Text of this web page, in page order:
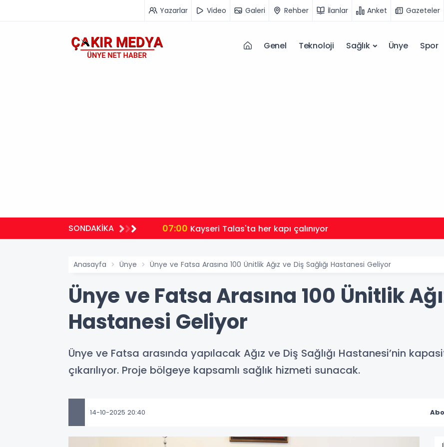
Yazarlar Video Galeri Rehber İlanlar Anket Gazeteler
Genel Teknoloji Sağlık Ünye Spor
SONDAKİKA 07:00 Kayseri Talas'ta her kapı çalınıyor
Anasayfa Ünye Ünye ve Fatsa Arasına 100 Ünitlik Ağız ve Diş Sağlığı Hastanesi Geliyor
Ünye ve Fatsa Arasına 100 Ünitlik
Hastanesi Geliyor
Ünye ve Fatsa arasında yapılacak Ağız ve Diş Sağlığı Hastanesi’nin
çıkarılıyor. Proje bölgeye kapsamlı sağlık hizmeti sunacak.
14-10-2025 20:40